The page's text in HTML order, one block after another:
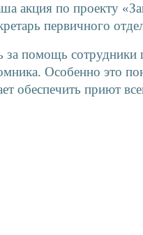
акция по проекту
первичного
за помощь сотрудники
Особенно это
обеспечить приют